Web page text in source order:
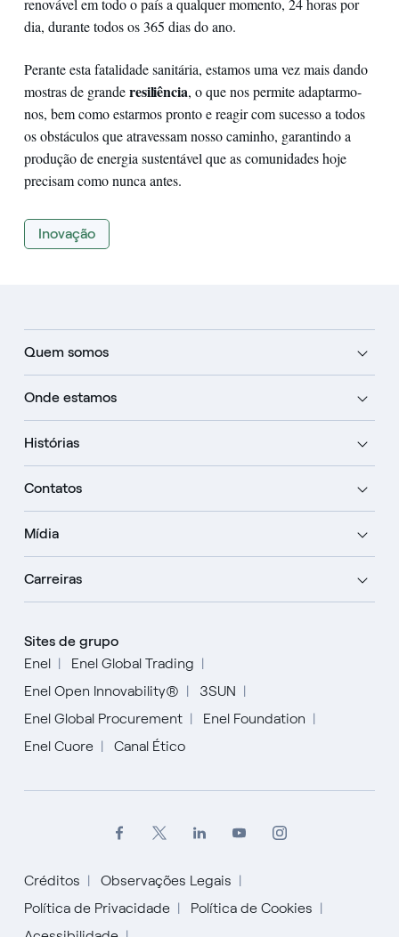
renovável em todo o país a qualquer momento, 24 horas por
dia, durante todos os 365 dias do ano.
Perante esta fatalidade sanitária, estamos uma vez mais dando
mostras de granderesiliência, o que nos permite adaptarmo-
nos, bem como estarmos pronto e reagir com sucesso a todos
os obstáculos que atravessam nosso caminho, garantindo a
produção de energia sustentável que as comunidades hoje
precisam como nunca antes.
Inovação
Quem somos
Onde estamos
Histórias
Contatos
Mídia
Carreiras
Sites de grupo
Enel
Enel Global Trading
Enel Open Innovability®
3SUN
Enel Global Procurement
Enel Foundation
Enel Cuore
Canal Ético
Créditos
Observações Legais
Política de Privacidade
Política de Cookies